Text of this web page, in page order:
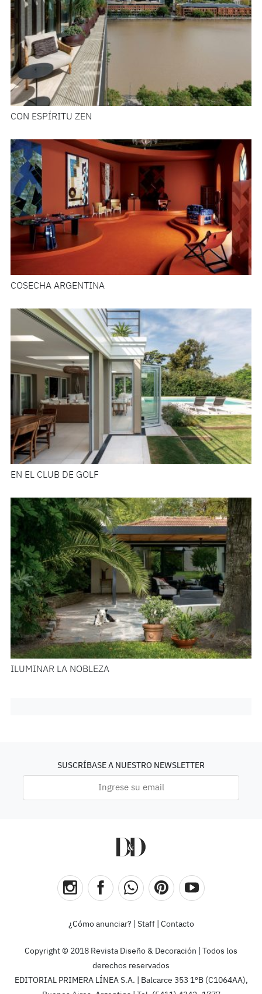
CON ESPÍRITU ZEN
COSECHA ARGENTINA
EN EL CLUB DE GOLF
ILUMINAR LA NOBLEZA
SUSCRÍBASE A NUESTRO NEWSLETTER
¿Cómo anunciar? Staff| Contacto
Copyright © 2018 Revista Diseño & Decoración | Todos los
derechos reservados
EDITORIAL PRIMERA LÍNEA S.A. | Balcarce 353 1ºB (C1064AA),